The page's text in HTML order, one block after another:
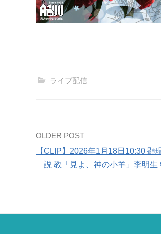
ライブ配信
Post
navigation
OLDER POST
【CLIP】2026年1月18日10:30 顕
説 教「見よ、神の小羊」李明生